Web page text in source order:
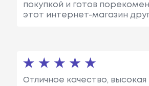
покупкой и готов
этот интернет-магазин
Отличное качество, высокая